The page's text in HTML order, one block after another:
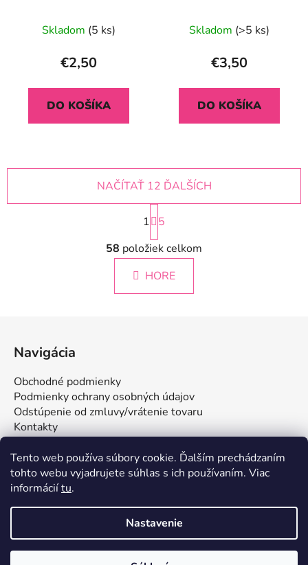
Tento web používa súbory cookie. Ďalším prechádzaním
tohto webu vyjadrujete súhlas s ich používaním. Viac
informáciítu.
Nastavenie
Skladom (5 ks)
€2,50
DO KOŠÍKA
Skladom (>5 ks)
€3,50
DO KOŠÍKA
O
v
l
á
d
r
v
k
y
v
ý
p
s
u
NAČÍTAŤ 12 ĎALŠÍCH
S
t
r
á
n
k
1
5
58 položiek celkom
HORE
e
Navigácia
Obchodné podmienky
Podmienky ochrany osobných údajov
Odstúpenie od zmluvy/vrátenie tovaru
Kontakty
Vytvoril Shoptet